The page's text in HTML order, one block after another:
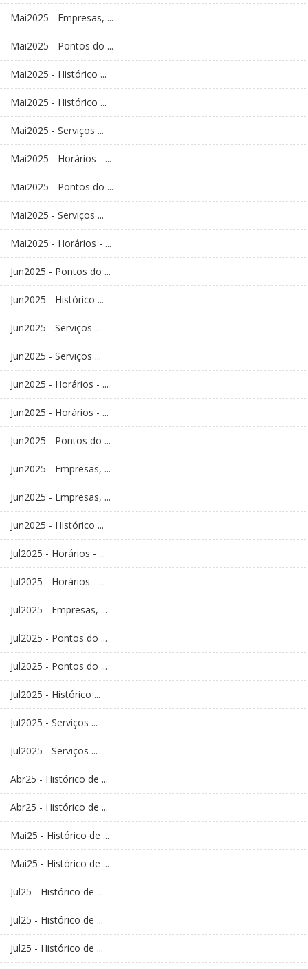
Mai2025 - Empresas, ...
Mai2025 - Pontos do ...
Mai2025 - Histórico ...
Mai2025 - Histórico ...
Mai2025 - Serviços ...
Mai2025 - Horários - ...
Mai2025 - Pontos do ...
Mai2025 - Serviços ...
Mai2025 - Horários - ...
Jun2025 - Pontos do ...
Jun2025 - Histórico ...
Jun2025 - Serviços ...
Jun2025 - Serviços ...
Jun2025 - Horários - ...
Jun2025 - Horários - ...
Jun2025 - Pontos do ...
Jun2025 - Empresas, ...
Jun2025 - Empresas, ...
Jun2025 - Histórico ...
Jul2025 - Horários - ...
Jul2025 - Horários - ...
Jul2025 - Empresas, ...
Jul2025 - Pontos do ...
Jul2025 - Pontos do ...
Jul2025 - Histórico ...
Jul2025 - Serviços ...
Jul2025 - Serviços ...
Abr25 - Histórico de ...
Abr25 - Histórico de ...
Mai25 - Histórico de ...
Mai25 - Histórico de ...
Jul25 - Histórico de ...
Jul25 - Histórico de ...
Jul25 - Histórico de ...